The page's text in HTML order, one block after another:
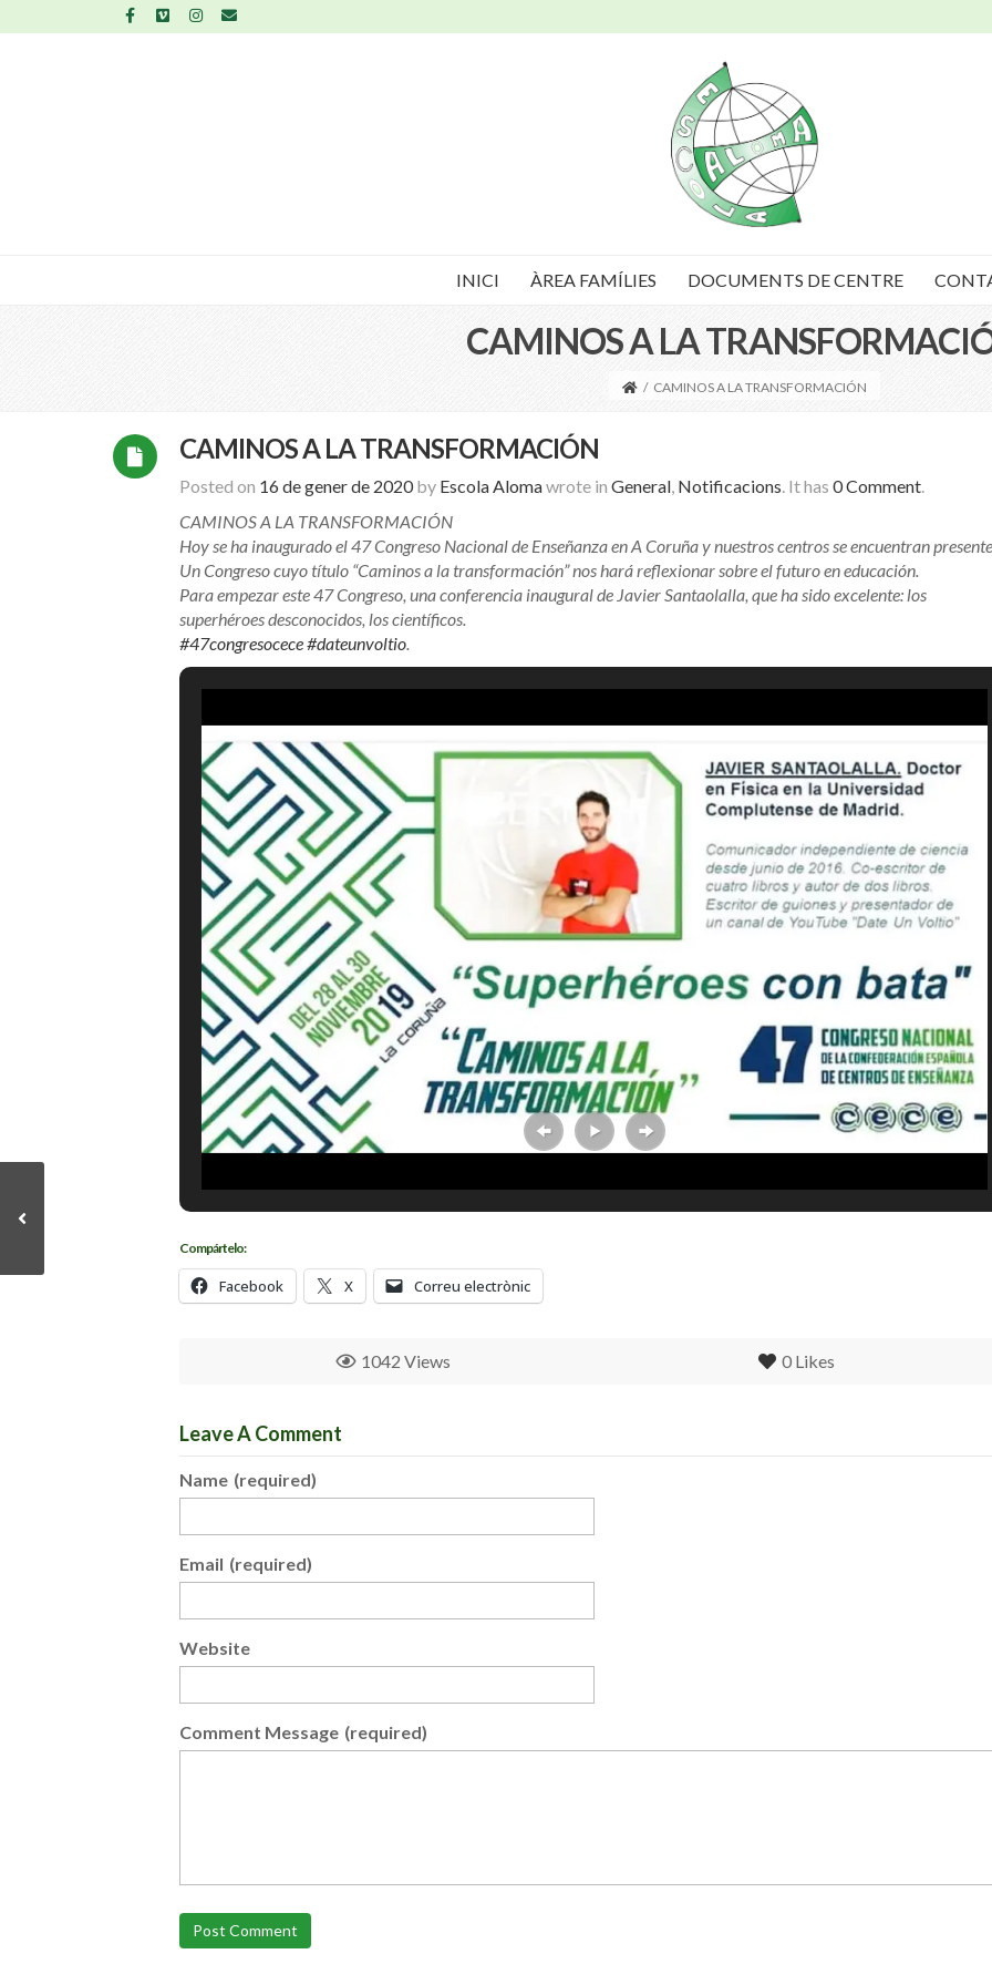
INICI ÀREA FAMÍLIES DOCUMENTS DE CENTRE
CAMINOS A LA
/ CAMINOS A LA TRANSFORMACIÓN
CAMINOS A LA TRANSFORMACIÓN
Posted on 16 de gener de 2020 by Escola Alomawrote in General, Notificacions. It has 0 Comment.
CAMINOS A LA TRANSFORMACIÓN
Hoy se ha inaugurado el 47 Congreso Nacional de Enseñanza en A Coruña y nuestros centros se encuentran
Un Congreso cuyo título “Caminos a la transformación” nos hará reflexionar sobre el futuro en educación.
Para empezar este 47 Congreso, una conferencia inaugural de Javier Santaolalla, que ha sido excelente: los
superhéroes desconocidos, los científicos.
#47congresocece#dateunvoltio.
Compártelo:
Facebook X Correu electrònic
0 Likes
1042 Views
Leave A Comment
Name (required)
Email (required)
Website
Comment Message (required)
Post Comment